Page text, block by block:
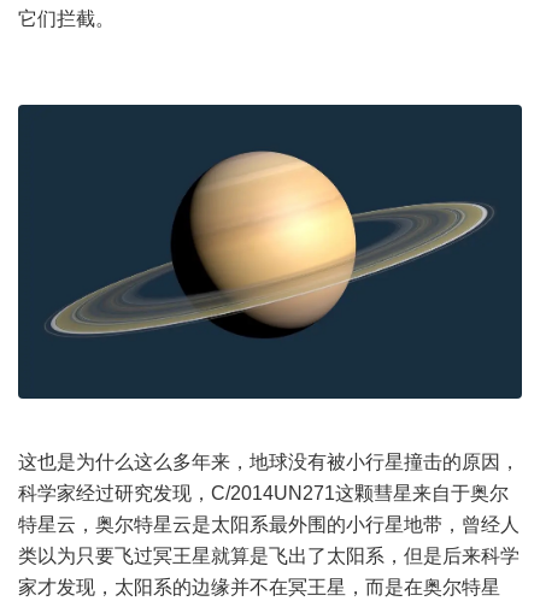
它们拦截。
这也是为什么这么多年来，地球没有被小行星撞击的原因，
科学家经过研究发现，C/2014UN271这颗彗星来自于奥尔
特星云，奥尔特星云是太阳系最外围的小行星地带，曾经人
类以为只要飞过冥王星就算是飞出了太阳系，但是后来科学
家才发现，太阳系的边缘并不在冥王星，而是在奥尔特星